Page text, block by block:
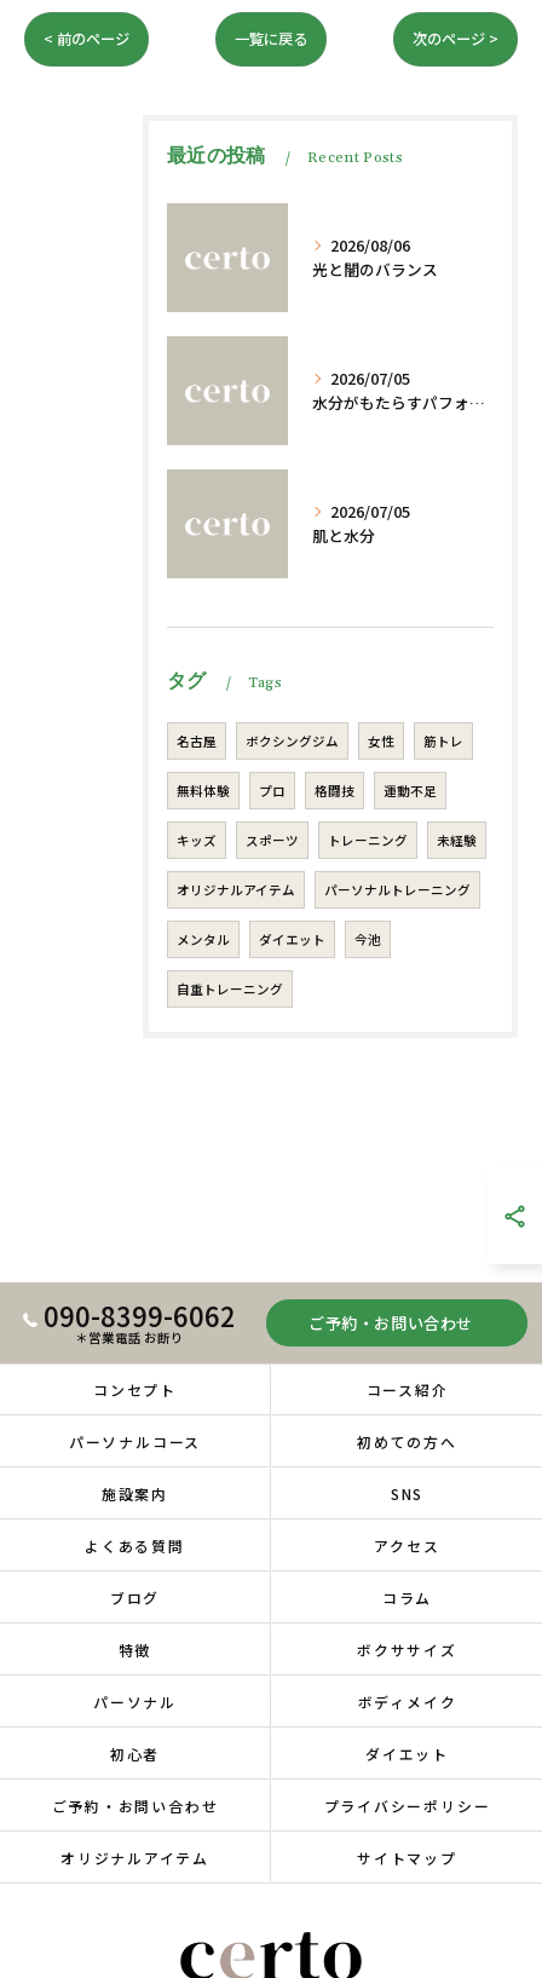
< 前のページ 一覧に戻る 次のページ >
最近の投稿 Recent Posts
2026/08/06
光と闇のバランス
2026/07/05
水分がもたらすパフォーマンスへの影響
2026/07/05
肌と水分
タグ Tags
名古屋 ボクシングジム 女性 筋トレ
無料体験 プロ 格闘技 運動不足
キッズ スポーツ トレーニング 未経験
オリジナルアイテム パーソナルトレーニング
メンタル ダイエット 今池
自重トレーニング
090-8399-6062
＊営業電話 お断り
ご予約・お問い合わせ
コンセプト コース紹介
パーソナルコース 初めての方へ
施設案内 SNS
よくある質問 アクセス
ブログ コラム
特徴 ボクササイズ
パーソナル ボディメイク
初心者 ダイエット
ご予約・お問い合わせ プライバシーポリシー
オリジナルアイテム サイトマップ